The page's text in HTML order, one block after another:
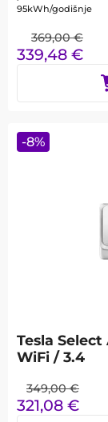
95kWh/godišnje
369,00 €
339,48 €
Tesla Select
WiFi / 3.4
349,00 €
321,08 €
-8%